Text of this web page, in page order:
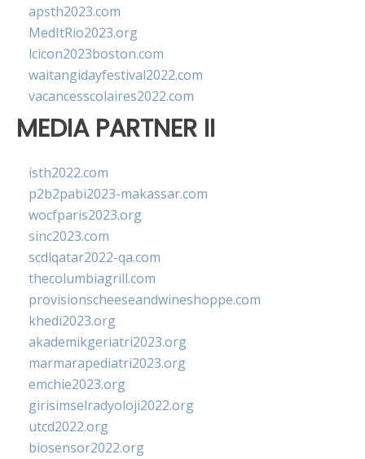
apsth2023.com
MedItRio2023.org
lcicon2023boston.com
waitangidayfestival2022.com
vacancesscolaires2022.com
MEDIA PARTNER II
isth2022.com
p2b2pabi2023-makassar.com
wocfparis2023.org
sinc2023.com
scdlqatar2022-qa.com
thecolumbiagrill.com
provisionscheeseandwineshoppe.com
khedi2023.org
akademikgeriatri2023.org
marmarapediatri2023.org
emchie2023.org
girisimselradyoloji2022.org
utcd2022.org
biosensor2022.org